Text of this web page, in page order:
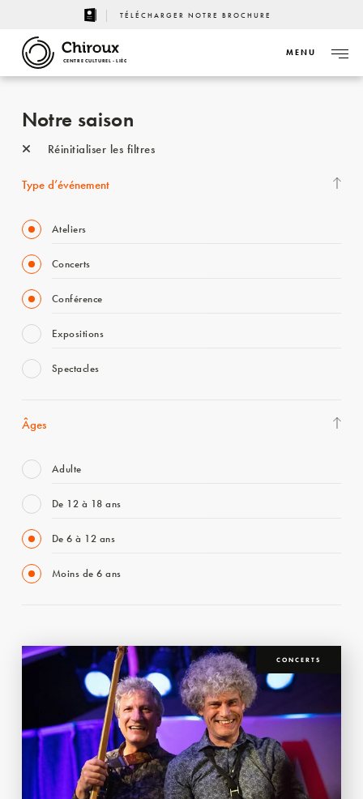
TÉLÉCHARGER NOTRE BROCHURE
CENTRE CULTUREL - LIÈGE
MENU
Notre saison
Réinitialiser les filtres
Type d’événement
Ateliers
Concerts
Conférence
Expositions
Spectacles
Âges
Adulte
De 12 à 18 ans
De 6 à 12 ans
Moins de 6 ans
CONCERTS